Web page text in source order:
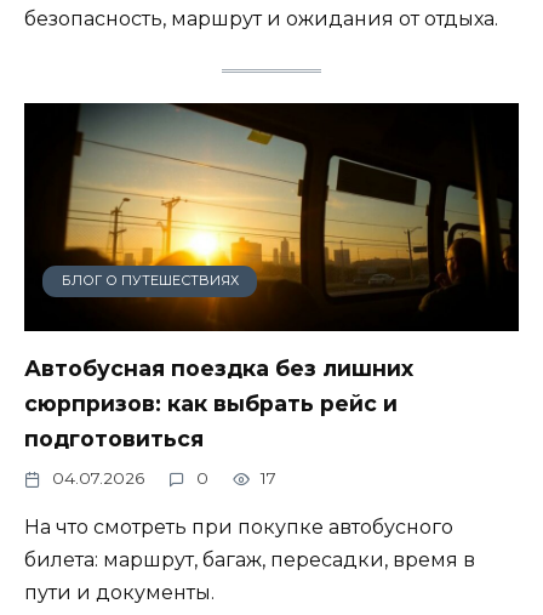
безопасность, маршрут и ожидания от отдыха.
БЛОГ О ПУТЕШЕСТВИЯХ
Автобусная поездка без лишних
сюрпризов: как выбрать рейс и
подготовиться
04.07.2026 0 17
На что смотреть при покупке автобусного
билета: маршрут, багаж, пересадки, время в
пути и документы.